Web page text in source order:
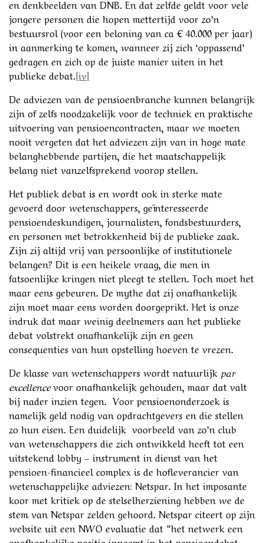
en denkbeelden van DNB. En dat zelfde geldt voor vele
jongere personen die hopen mettertijd voor zo’n
bestuursrol (voor een beloning van ca € 40.000 per jaar)
in aanmerking te komen, wanneer zij zich ‘oppassend’
gedragen en zich op de juiste manier uiten in het
publieke debat. [iv]
De adviezen van de pensioenbranche kunnen belangrijk
zijn of zelfs noodzakelijk voor de techniek en praktische
uitvoering van pensioencontracten, maar we moeten
nooit vergeten dat het adviezen zijn van in hoge mate
belanghebbende partijen, die het maatschappelijk
belang niet vanzelfsprekend voorop stellen.
Het publiek debat is en wordt ook in sterke mate
gevoerd door wetenschappers, geïnteresseerde
pensioendeskundigen, journalisten, fondsbestuurders,
en personen met betrokkenheid bij de publieke zaak.
Zijn zij altijd vrij van persoonlijke of institutionele
belangen? Dit is een heikele vraag, die men in
fatsoenlijke kringen niet pleegt te stellen. Toch moet het
maar eens gebeuren. De mythe dat zij onafhankelijk
zijn moet maar eens worden doorgeprikt. Het is onze
indruk dat maar weinig deelnemers aan het publieke
debat volstrekt onafhankelijk zijn en geen
consequenties van hun opstelling hoeven te vrezen.
De klasse van wetenschappers wordt natuurlijk par
excellencevoor onafhankelijk gehouden, maar dat valt
bij nader inzien tegen. Voor pensioenonderzoek is
namelijk geld nodig van opdrachtgevers en die stellen
zo hun eisen. Een duidelijk voorbeeld van zo’n club
van wetenschappers die zich ontwikkeld heeft tot een
uitstekend lobby – instrument in dienst van het
pensioen-financieel complex is de hofleverancier van
wetenschappelijke adviezen: Netspar. In het imposante
koor met kritiek op de stelselherziening hebben we de
stem van Netspar zelden gehoord. Netspar citeert op zijn
website uit een NWO evaluatie dat “het netwerk een